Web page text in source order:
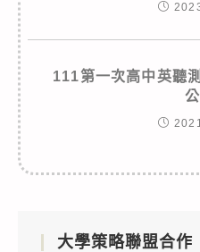
111第一次高中英聽
大學策略聯盟合作